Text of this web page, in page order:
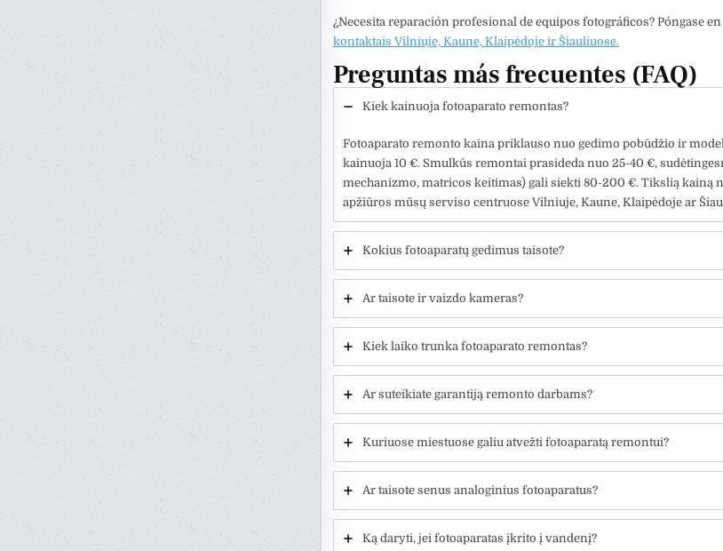
¿Necesita reparación profesional de equipos fotográficos? Póngase
kontaktais Vilniuje, Kaune, Klaipėdoje ir Šiauliuose.
Preguntas más frecuentes (FAQ)
Kiek kainuoja fotoaparato remontas?
Fotoaparato remonto kaina priklauso nuo gedimo pobūdžio ir
kainuoja 10 €. Smulkūs remontai prasideda nuo 25-40 €,
mechanizmo, matricos keitimas) gali siekti 80-200 €. Tikslią kainą
apžiūros mūsų serviso centruose Vilniuje, Kaune, Klaipėdoje ar
Kokius fotoaparatų gedimus taisote?
Ar taisote ir vaizdo kameras?
Kiek laiko trunka fotoaparato remontas?
Ar suteikiate garantiją remonto darbams?
Kuriuose miestuose galiu atvežti fotoaparatą remontui?
Ar taisote senus analoginius fotoaparatus?
Ką daryti, jei fotoaparatas įkrito į vandenį?